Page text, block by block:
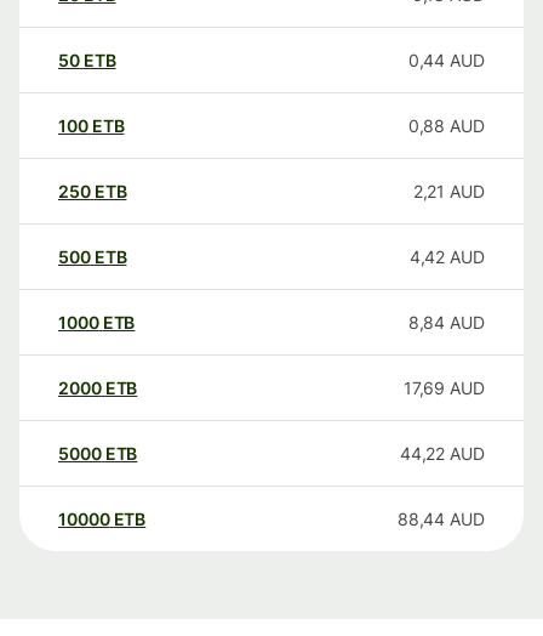
50 ETB 0,44 AUD
100 ETB 0,88 AUD
250 ETB 2,21 AUD
500 ETB 4,42 AUD
1000 ETB 8,84 AUD
2000 ETB 17,69 AUD
5000 ETB 44,22 AUD
10000 ETB 88,44 AUD